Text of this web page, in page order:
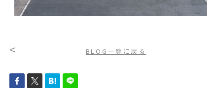
< BLOG一覧に戻る